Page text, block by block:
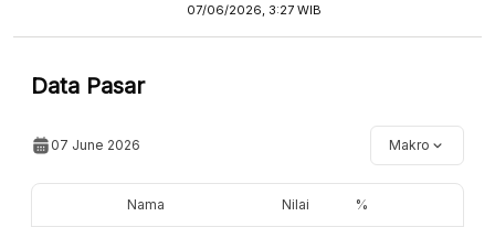
07/06/2026, 3:27 WIB
Data Pasar
07 June 2026 Makro
Nama Nilai %